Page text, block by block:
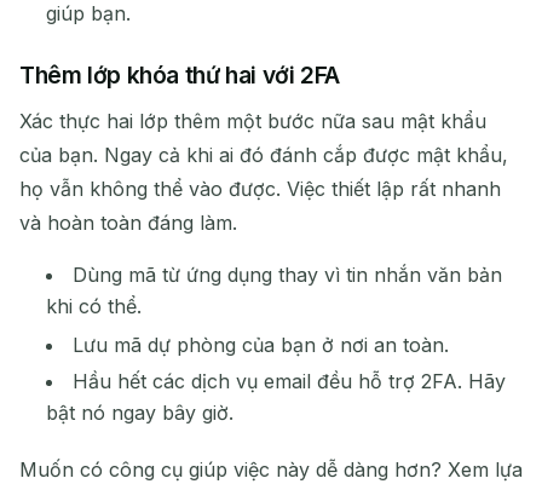
giúp bạn.
Thêm lớp khóa thứ hai với 2FA
Xác thực hai lớp thêm một bước nữa sau mật khẩu
của bạn. Ngay cả khi ai đó đánh cắp được mật khẩu,
họ vẫn không thể vào được. Việc thiết lập rất nhanh
và hoàn toàn đáng làm.
Dùng mã từ ứng dụng thay vì tin nhắn văn bản
khi có thể.
Lưu mã dự phòng của bạn ở nơi an toàn.
Hầu hết các dịch vụ email đều hỗ trợ 2FA. Hãy
bật nó ngay bây giờ.
Muốn có công cụ giúp việc này dễ dàng hơn? Xem lựa